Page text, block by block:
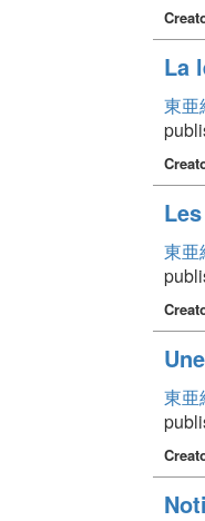
La
東亜
東亜
東亜